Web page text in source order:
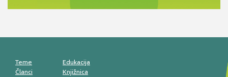
smetnji do rane onkološke dijagnostike
Teme
Članci
Edukacija
Knjižnica